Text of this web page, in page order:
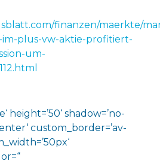
finanzen/maerkte/
plus-vw-aktie-profitiert-
um-
height=’50‘ shadow=’no-
custom_border=’av-